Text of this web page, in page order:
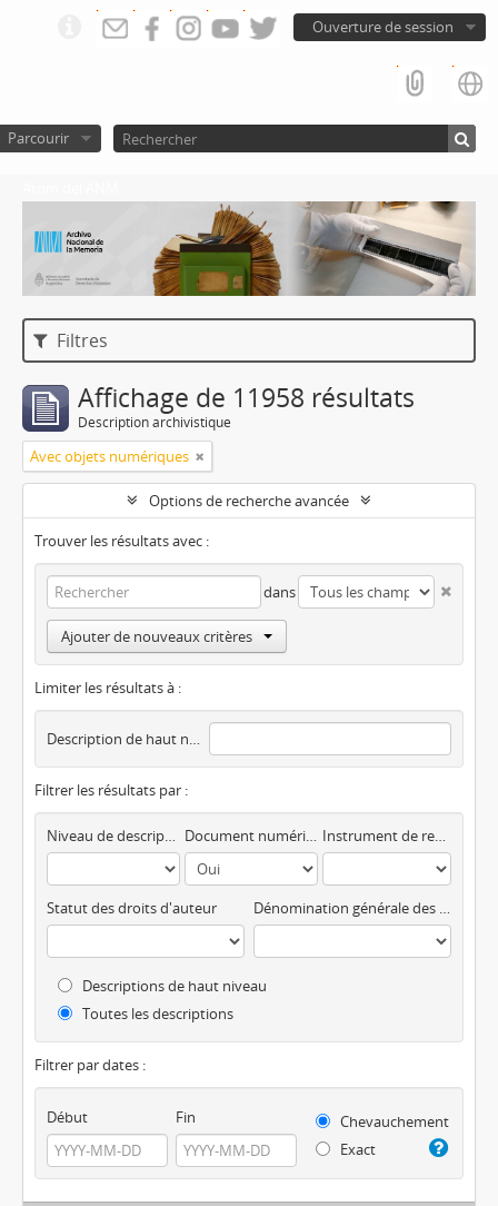
Ouverture de session
Parcourir
Filtres
Affichage de 11958 résultats
Description archivistique
Avec objets numériques
Options de recherche avancée
Trouver les résultats avec :
dans
Ajouter de nouveaux critères
Limiter les résultats à :
Description de haut niveau
Filtrer les résultats par :
Niveau de description Document numérique disponible Instrument de recherche
Statut des droits d'auteur Dénomination générale des documents
Descriptions de haut niveau
Toutes les descriptions
Filtrer par dates :
Début Fin
Chevauchement
Exact